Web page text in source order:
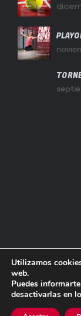
Utilizamos
web.
Puedes
desactivarlas en